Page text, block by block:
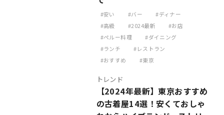
安い バー
ディナー
高級
2024最新
お店
ペルー料理
ダイニング
ランチ
レストラン
おすすめ
東京
トレンド
【2024年最新】東京おすすめ
の古着屋14選！安くておしゃ